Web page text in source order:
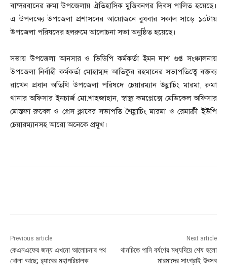
বান্দরবানের রুমা উপজেলায় ঐতিহাসিক মুজিবনগর দিবস পালিত হয়েছে।
এ উপলক্ষ্যে উপজেলা প্রশাসনের আয়োজনে বুধবার সকাল সাড়ে ১০টায়
উপজেলা পরিষদের হলরুমে আলোচনা সভা অনুষ্ঠিত হয়েছে।
সভায় উপজেলা আনসার ও ভিডিপি কর্মকর্তা ইমন দাশ গুপ্ত সংঞ্চালনায়
উপজেলা নির্বাহী কর্মকর্তা মোহাম্মদ আতিকুর রহমানের সভাপতিত্বে বক্তব্য
রাখেন প্রধান অতিথি উপজেলা পরিষদে চেয়ারম্যান উহ্লাচিং মারমা, রুমা
থানার অফিসার ইনচার্জ মো.শাহজাহান, স্বাস্থ্য কমপ্লেক্সে মেডিকেল অফিসার
মোস্তফা রুবেল ও প্রেস ক্লাবের সভাপতি শৈহ্লাচিং মারমা ও রেমাক্রী ইউপি
চেয়ারম্যানসহ আরো অনেকে প্রমূখ।
Previous article
কেএনএফের জন্য এখনো আলোচনার পথ
খোলা আছে; র‍্যাবের মহাপরিচালক
Next article
থানচিতে পানি বর্ষণের মধ্যদিয়ে শেষ হলো
মারমাদের সাংগ্রাই উৎসব